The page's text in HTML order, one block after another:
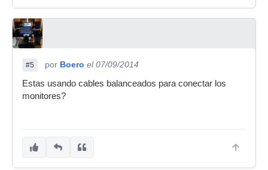
#5 por Boero el 07/09/2014
Estas usando cables balanceados para conectar los
monitores?